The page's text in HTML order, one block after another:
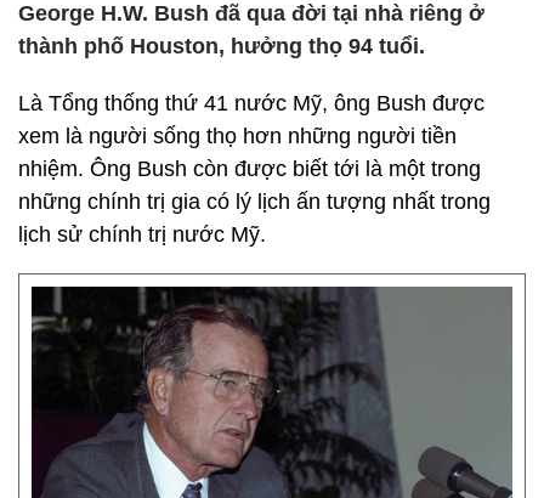
George H.W. Bush đã qua đời tại nhà riêng ở
thành phố Houston, hưởng thọ 94 tuổi.
Là Tổng thống thứ 41 nước Mỹ, ông Bush được
xem là người sống thọ hơn những người tiền
nhiệm. Ông Bush còn được biết tới là một trong
những chính trị gia có lý lịch ấn tượng nhất trong
lịch sử chính trị nước Mỹ.